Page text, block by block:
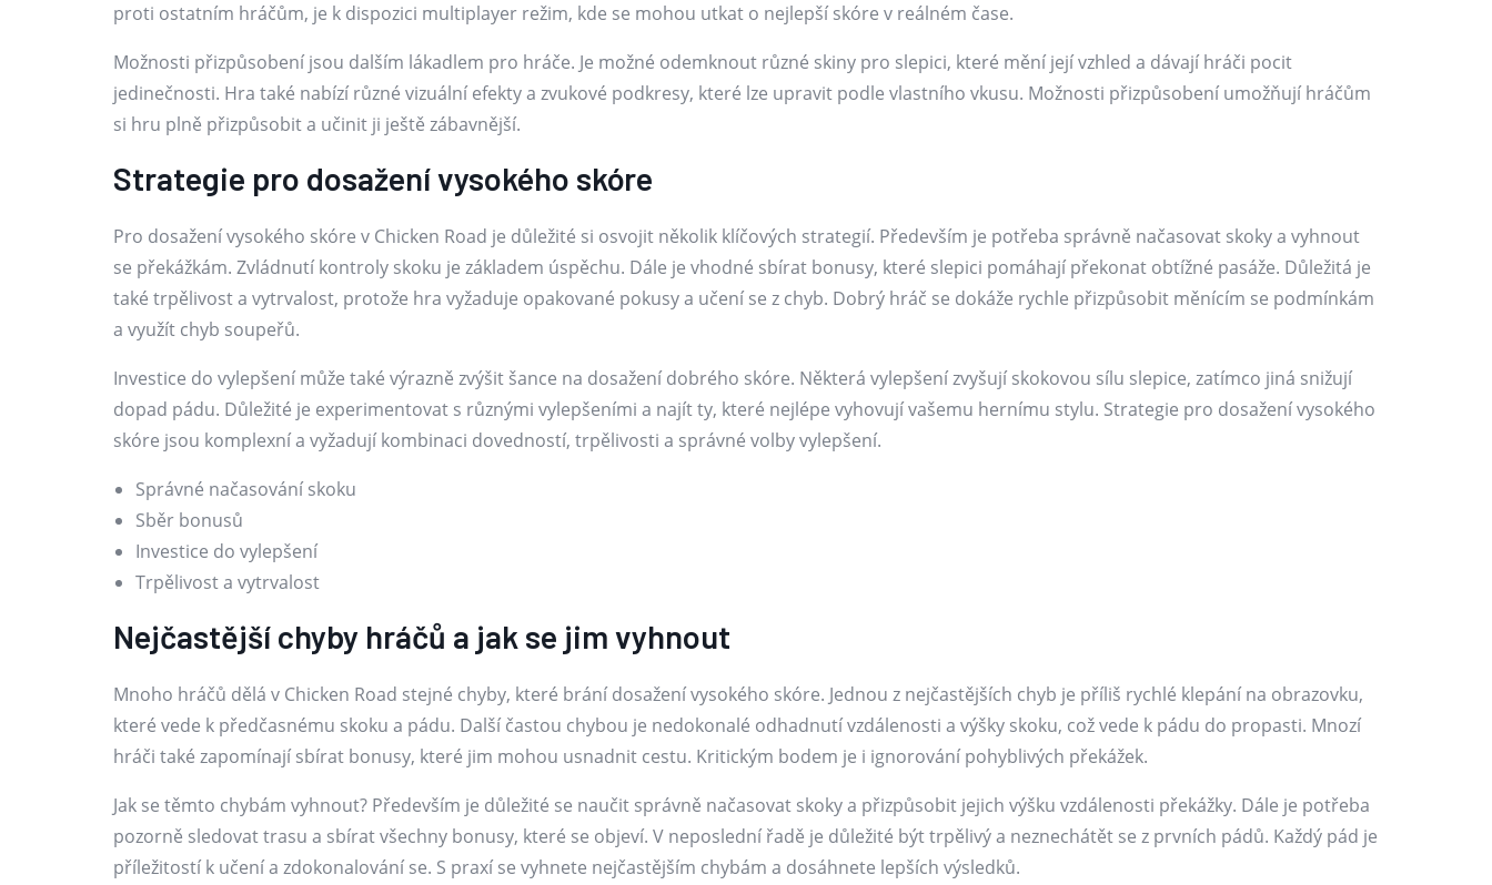
proti ostatním hráčům, je k dispozici multiplayer režim, kde se mohou utkat o nejlepší skóre v reálném čase.
Možnosti přizpůsobení jsou dalším lákadlem pro hráče. Je možné odemknout různé skiny pro slepici, které mění její vzhled a dávají hráči pocit
jedinečnosti. Hra také nabízí různé vizuální efekty a zvukové podkresy, které lze upravit podle vlastního vkusu. Možnosti přizpůsobení umožňují hráčům
si hru plně přizpůsobit a učinit ji ještě zábavnější.
Strategie pro dosažení vysokého skóre
Pro dosažení vysokého skóre v Chicken Road je důležité si osvojit několik klíčových strategií. Především je potřeba správně načasovat skoky a vyhnout
se překážkám. Zvládnutí kontroly skoku je základem úspěchu. Dále je vhodné sbírat bonusy, které slepici pomáhají překonat obtížné pasáže. Důležitá je
také trpělivost a vytrvalost, protože hra vyžaduje opakované pokusy a učení se z chyb. Dobrý hráč se dokáže rychle přizpůsobit měnícím se podmínkám
a využít chyb soupeřů.
Investice do vylepšení může také výrazně zvýšit šance na dosažení dobrého skóre. Některá vylepšení zvyšují skokovou sílu slepice, zatímco jiná snižují
dopad pádu. Důležité je experimentovat s různými vylepšeními a najít ty, které nejlépe vyhovují vašemu hernímu stylu. Strategie pro dosažení vysokého
skóre jsou komplexní a vyžadují kombinaci dovedností, trpělivosti a správné volby vylepšení.
Správné načasování skoku
Sběr bonusů
Investice do vylepšení
Trpělivost a vytrvalost
Nejčastější chyby hráčů a jak se jim vyhnout
Mnoho hráčů dělá v Chicken Road stejné chyby, které brání dosažení vysokého skóre. Jednou z nejčastějších chyb je příliš rychlé klepání na obrazovku,
které vede k předčasnému skoku a pádu. Další častou chybou je nedokonalé odhadnutí vzdálenosti a výšky skoku, což vede k pádu do propasti. Mnozí
hráči také zapomínají sbírat bonusy, které jim mohou usnadnit cestu. Kritickým bodem je i ignorování pohyblivých překážek.
Jak se těmto chybám vyhnout? Především je důležité se naučit správně načasovat skoky a přizpůsobit jejich výšku vzdálenosti překážky. Dále je potřeba
pozorně sledovat trasu a sbírat všechny bonusy, které se objeví. V neposlední řadě je důležité být trpělivý a neznechátět se z prvních pádů. Každý pád je
příležitostí k učení a zdokonalování se. S praxí se vyhnete nejčastějším chybám a dosáhnete lepších výsledků.